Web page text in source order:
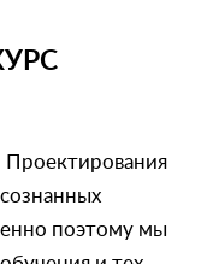
поэтому мы